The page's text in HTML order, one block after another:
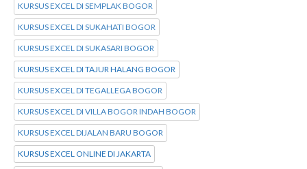
KURSUS EXCEL DI SEMPLAK BOGOR
KURSUS EXCEL DI SUKAHATI BOGOR
KURSUS EXCEL DI SUKASARI BOGOR
KURSUS EXCEL DI TAJUR HALANG BOGOR
KURSUS EXCEL DI TEGALLEGA BOGOR
KURSUS EXCEL DI VILLA BOGOR INDAH BOGOR
KURSUS EXCEL DIJALAN BARU BOGOR
KURSUS EXCEL ONLINE DI JAKARTA